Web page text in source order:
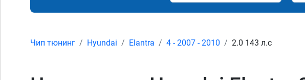
Чип тюнинг Hyundai Elantra 4 - 2007 - 2010 2.0 143 л.с